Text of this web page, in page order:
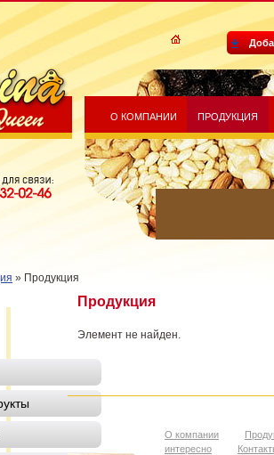
О КОМПАНИИ ПРОДУКЦИЯ
» Продукция
Продукция
Элемент не найден.
О компании
интересно